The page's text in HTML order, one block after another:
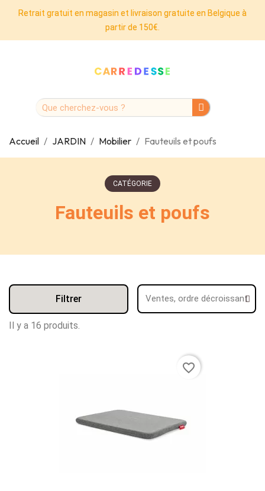
Retrait gratuit en magasin et livraison gratuite en Belgique à
partir de 150€.
Accueil JARDIN Mobilier Fauteuils et poufs
CATÉGORIE
Fauteuils et poufs
Il y a 16 produits.
Filtrer
favorite_border